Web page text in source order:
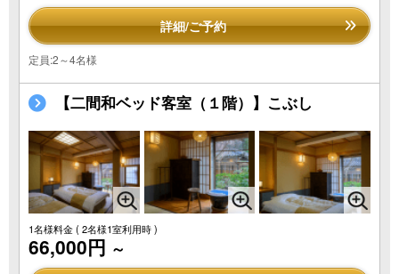
詳細/ご予約
定員:2～4名様
【二間和ベッド客室（１階）】こぶし
1名様料金( 2名様1室利用時 )
66,000円 ～